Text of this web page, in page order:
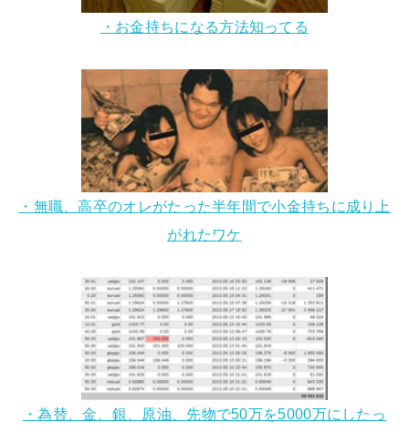
・お金持ちになる方法知ってる
・無職、高卒のオレがたった半年間で小金持ちに成り上
がれたワケ
・為替、金、銀、原油、先物で50万を5000万にしたっ